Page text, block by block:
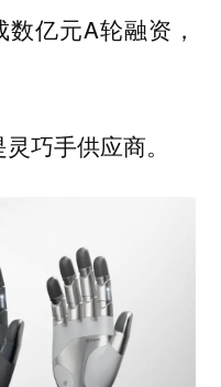
亿元A轮融资，
巧手供应商。